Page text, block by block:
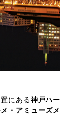
にある神戸ハー
・アミューズメ